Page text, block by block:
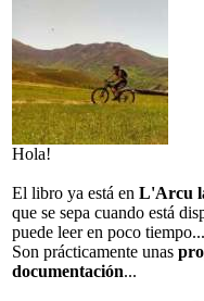
Hola!
El libro ya está en L'Arcu
que se sepa cuando está
puede leer en poco tiempo...
Son prácticamente unas
documentación...